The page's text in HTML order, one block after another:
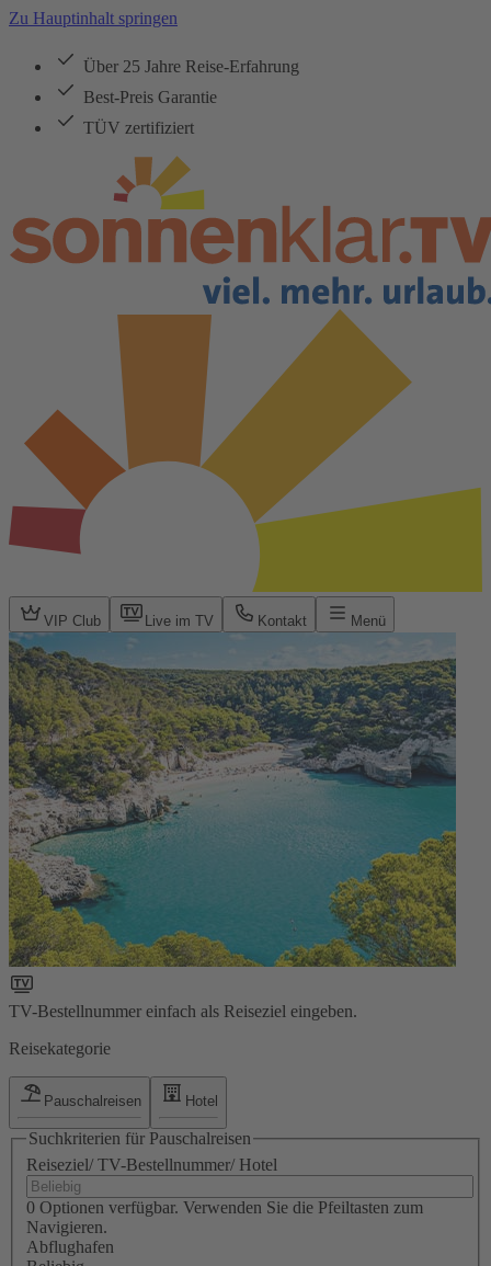
Zu Hauptinhalt springen
Über 25 Jahre Reise-Erfahrung
Best-Preis Garantie
TÜV zertifiziert
VIP Club Live im TV Kontakt Menü
TV-Bestellnummer einfach als Reiseziel eingeben.
Reisekategorie
Pauschalreisen Hotel
Suchkriterien für Pauschalreisen
Reiseziel/ TV-Bestellnummer/ Hotel
0 Optionen verfügbar. Verwenden Sie die Pfeiltasten zum
Navigieren.
Abflughafen